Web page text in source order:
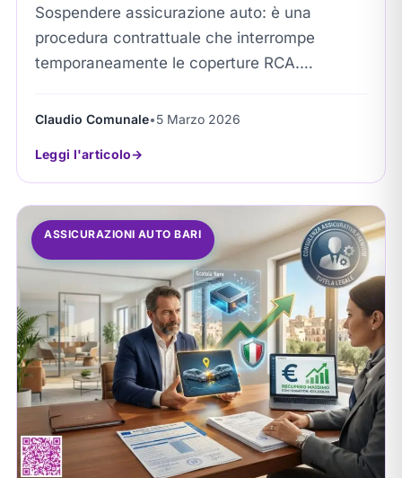
Sospendere assicurazione auto: è una
procedura contrattuale che interrompe
temporaneamente le coperture RCA.
costi quando il veicolo non viene utilizzato.
Claudio Comunale•5 Marzo 2026
Leggi l'articolo
ASSICURAZIONI AUTO BARI